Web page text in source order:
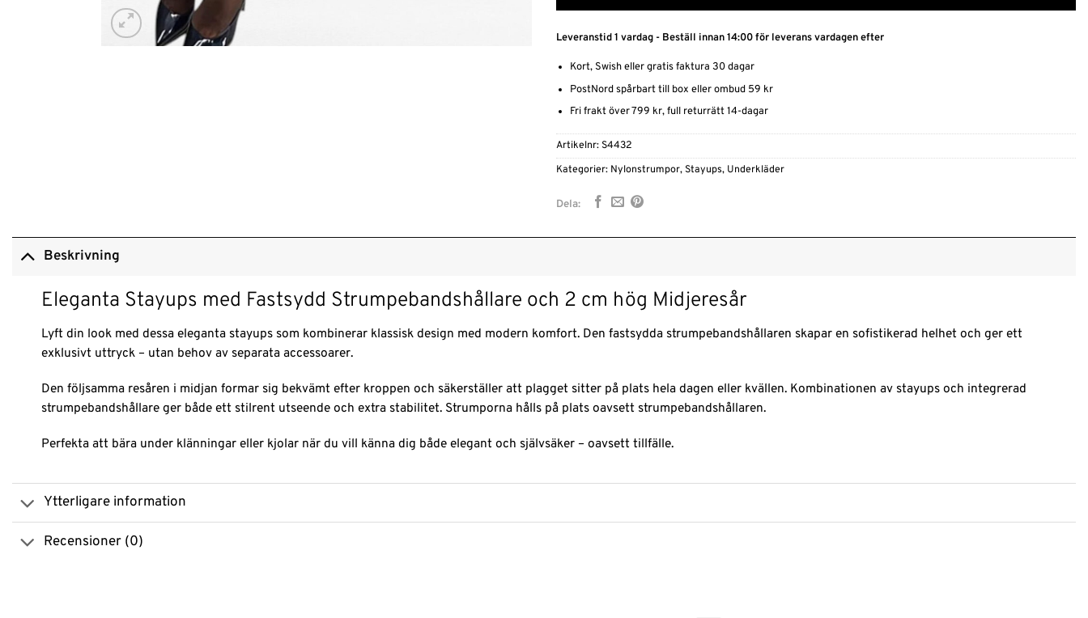
Leveranstid 1 vardag - Beställ innan 14:00 för leverans vardagen efter
Kort, Swish eller gratis faktura 30 dagar
PostNord spårbart till box eller ombud 59 kr
Fri frakt över 799 kr, full returrätt 14-dagar
Artikelnr: S4432
Kategorier: Nylonstrumpor, Stayups, Underkläder
Dela:
Beskrivning
Eleganta Stayups med Fastsydd Strumpebandshållare och 2 cm hög Midjeresår
Lyft din look med dessa eleganta stayups som kombinerar klassisk design med modern komfort. Den fastsydda strumpebandshållaren skapar en sofistikerad helhet och ger ett
exklusivt uttryck – utan behov av separata accessoarer.
Den följsamma resåren i midjan formar sig bekvämt efter kroppen och säkerställer att plagget sitter på plats hela dagen eller kvällen. Kombinationen av stayups och integrerad
strumpebandshållare ger både ett stilrent utseende och extra stabilitet. Strumporna hålls på plats oavsett strumpebandshållaren.
Perfekta att bära under klänningar eller kjolar när du vill känna dig både elegant och självsäker – oavsett tillfälle.
Ytterligare information
Recensioner (0)